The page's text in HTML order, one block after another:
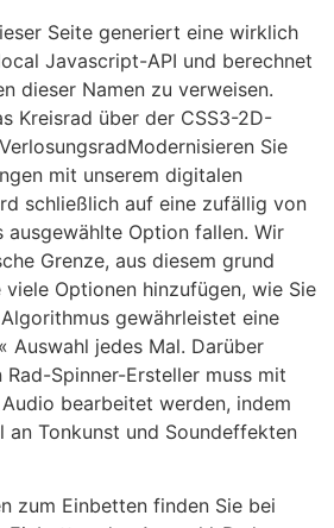
Seite generiert eine wirklich
Javascript-API und berechnet
dieser Namen zu verweisen.
Kreisrad über der CSS3-2D-
Sie
mit unserem digitalen
schließlich auf eine zufällig von
ausgewählte Option fallen. Wir
Grenze, aus diesem grund
Optionen hinzufügen, wie Sie
gewährleistet eine
Auswahl jedes Mal. Darüber
Spinner-Ersteller muss mit
bearbeitet werden, indem
an Tonkunst und Soundeffekten
zum Einbetten finden Sie bei